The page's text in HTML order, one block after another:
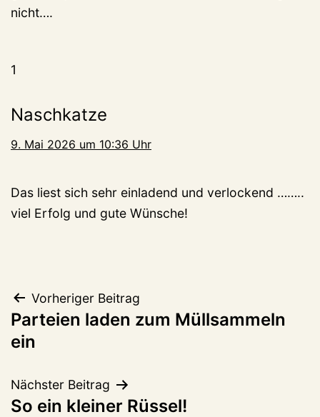
nicht….
1
Naschkatze
9. Mai 2026 um 10:36 Uhr
Das liest sich sehr einladend und verlockend ……..
viel Erfolg und gute Wünsche!
Beitragsnavigation
Vorheriger Beitrag
Parteien laden zum Müllsammeln
ein
Nächster Beitrag
So ein kleiner Rüssel!